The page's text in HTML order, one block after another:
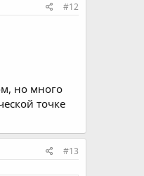
#12
но много
точке
#13